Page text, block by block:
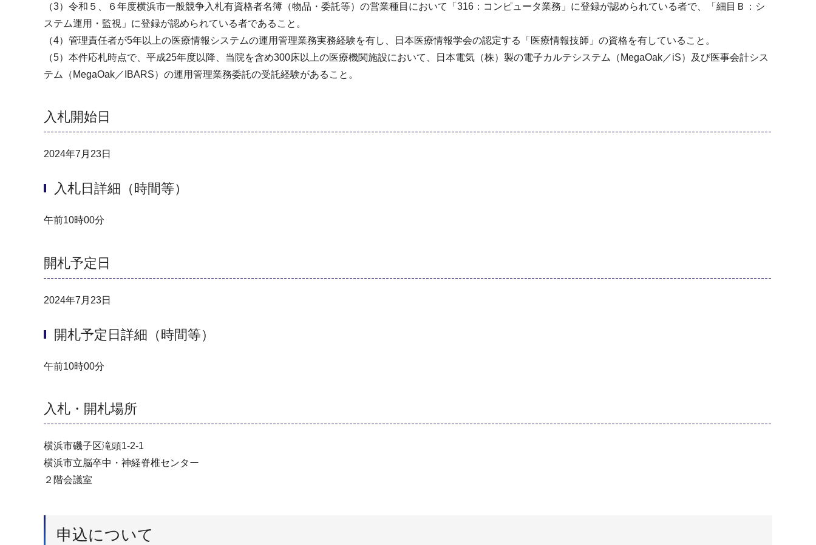
（3）令和５、６年度横浜市一般競争入札有資格者名簿（物品・委託等）の営業種目において「316：コンピュータ業務」に登録が認められている者で、「細目Ｂ：シ
ステム運用・監視」に登録が認められている者であること。
（4）管理責任者が5年以上の医療情報システムの運用管理業務実務経験を有し、日本医療情報学会の認定する「医療情報技師」の資格を有していること。
（5）本件応札時点で、平成25年度以降、当院を含め300床以上の医療機関施設において、日本電気（株）製の電子カルテシステム（MegaOak／iS）及び医事会計シス
テム（MegaOak／IBARS）の運用管理業務委託の受託経験があること。
入札開始日
2024年7月23日
入札日詳細（時間等）
午前10時00分
開札予定日
2024年7月23日
開札予定日詳細（時間等）
午前10時00分
入札・開札場所
横浜市磯子区滝頭1-2-1
横浜市立脳卒中・神経脊椎センター
２階会議室
申込について